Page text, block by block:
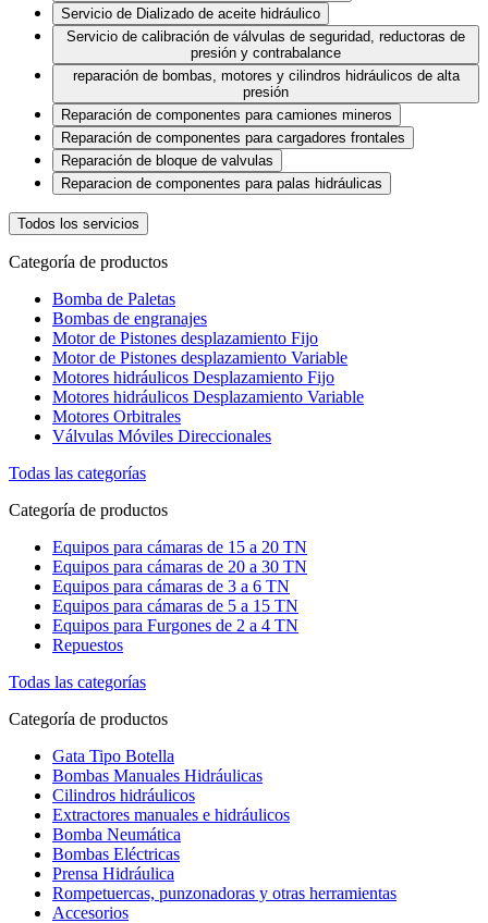
Servicio de Dializado de aceite hidráulico
Servicio de calibración de válvulas de seguridad, reductoras de
presión y contrabalance
reparación de bombas, motores y cilindros hidráulicos de alta
presión
Reparación de componentes para camiones mineros
Reparación de componentes para cargadores frontales
Reparación de bloque de valvulas
Reparacion de componentes para palas hidráulicas
Todos los servicios
Categoría de productos
Bomba de Paletas
Bombas de engranajes
Motor de Pistones desplazamiento Fijo
Motor de Pistones desplazamiento Variable
Motores hidráulicos Desplazamiento Fijo
Motores hidráulicos Desplazamiento Variable
Motores Orbitrales
Válvulas Móviles Direccionales
Todas las categorías
Categoría de productos
Equipos para cámaras de 15 a 20 TN
Equipos para cámaras de 20 a 30 TN
Equipos para cámaras de 3 a 6 TN
Equipos para cámaras de 5 a 15 TN
Equipos para Furgones de 2 a 4 TN
Repuestos
Todas las categorías
Categoría de productos
Gata Tipo Botella
Bombas Manuales Hidráulicas
Cilindros hidráulicos
Extractores manuales e hidráulicos
Bomba Neumática
Bombas Eléctricas
Prensa Hidráulica
Rompetuercas, punzonadoras y otras herramientas
Accesorios